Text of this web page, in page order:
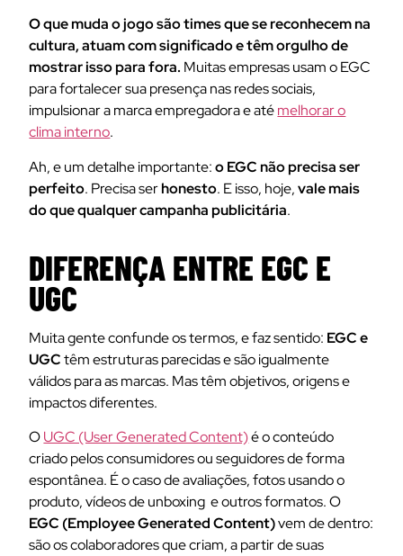
O que muda o jogo são times que se reconhecem na
cultura, atuam com significado e têm orgulho de
mostrar isso para fora. Muitas empresas usam o EGC
para fortalecer sua presença nas redes sociais,
impulsionar a marca empregadora e atémelhorar o
clima interno.
Ah, e um detalhe importante:o EGC não precisa ser
perfeito. Precisa serhonesto. E isso, hoje,vale mais
do que qualquer campanha publicitária.
DIFERENÇA ENTRE EGC E
UGC
Muita gente confunde os termos, e faz sentido: EGC e
UGCtêm estruturas parecidas e são igualmente
válidos para as marcas. Mas têm objetivos, origens e
impactos diferentes.
OUGC (User Generated Content)é o conteúdo
criado pelos consumidores ou seguidores de forma
espontânea. É o caso de avaliações, fotos usando o
produto, vídeos de unboxing e outros formatos. O
EGC (Employee Generated Content)vem de dentro:
são os colaboradores que criam, a partir de suas